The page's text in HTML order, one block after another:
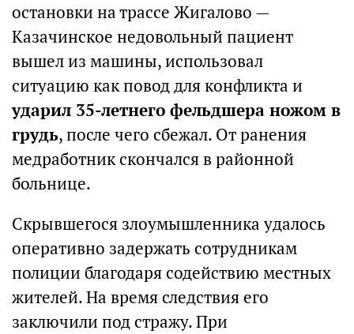
остановки на трассе Жигалово —
Казачинское недовольный пациент
вышел из машины, использовал
ситуацию как повод для конфликта и
ударил 35-летнего фельдшера ножом в
грудь, после чего сбежал. От ранения
медработник скончался в районной
больнице.
Скрывшегося злоумышленника удалось
оперативно задержать сотрудникам
полиции благодаря содействию местных
жителей. На время следствия его
заключили под стражу. При